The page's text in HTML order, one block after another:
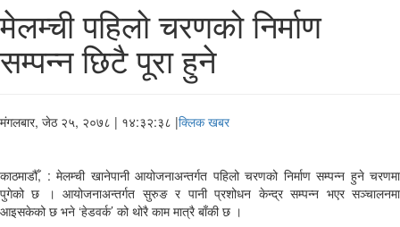
मेलम्ची पहिलो चरणको निर्माण
सम्पन्न छिटै पूरा हुने
मंगलबार, जेठ २५, २०७८ | १४:३२:३८ |क्लिक खबर
काठमाडौँ, : मेलम्ची खानेपानी आयोजनाअन्तर्गत पहिलो चरणको निर्माण सम्पन्न हुने चरणमा
पुगेको छ । आयोजनाअन्तर्गत सुरुङ र पानी प्रशोधन केन्द्र सम्पन्न भएर सञ्चालनमा
आइसकेको छ भने ‘हेडवर्क’ को थोरै काम मात्रै बाँकी छ ।